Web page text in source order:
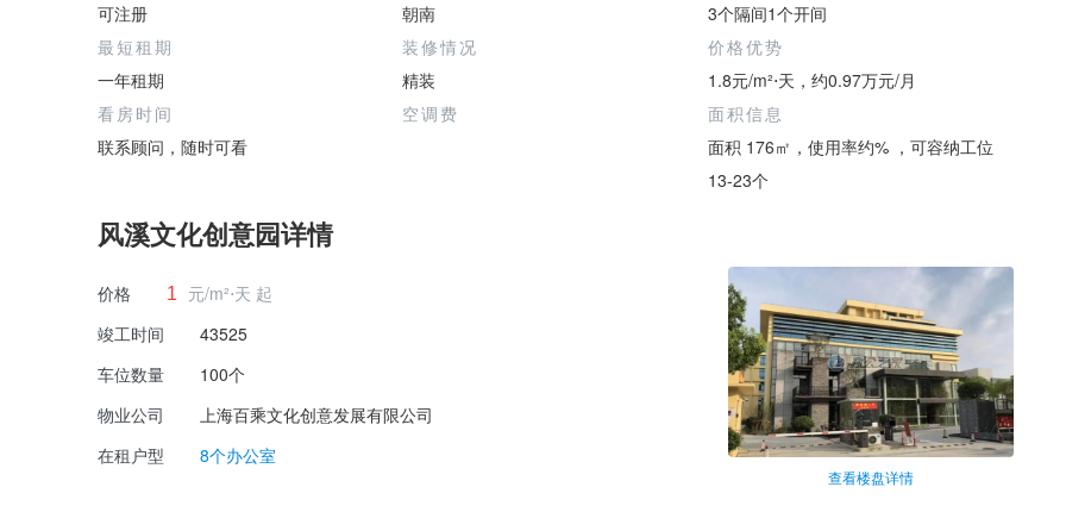
可注册
朝南
3个隔间1个开间
最短租期
一年租期
装修情况
精装
价格优势
1.8元/m²⋅天，约0.97万元/月
看房时间
联系顾问，随时可看
空调费
面积信息
面积 176㎡，使用率约% ，可容纳工位
13-23个
风溪文化创意园详情
价格 1
元/m²⋅天 起
竣工时间
43525
车位数量
100个
物业公司
上海百乘文化创意发展有限公司
在租户型
8个办公室
查看楼盘详情